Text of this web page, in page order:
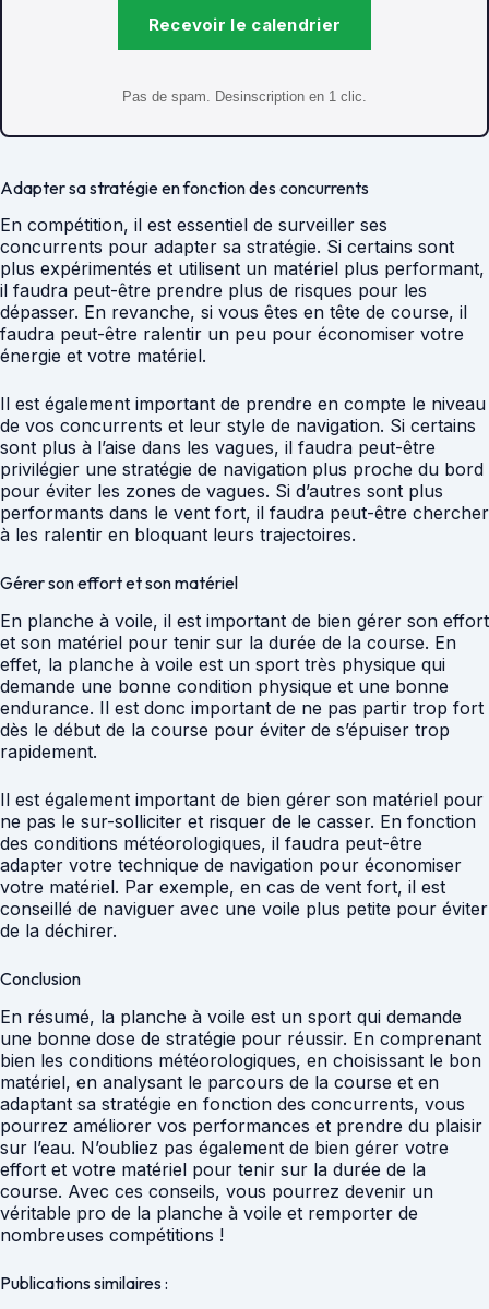
Recevoir le calendrier
Pas de spam. Desinscription en 1 clic.
Adapter sa stratégie en fonction des concurrents
En compétition, il est essentiel de surveiller ses
concurrents pour adapter sa stratégie. Si certains sont
plus expérimentés et utilisent un matériel plus performant,
il faudra peut-être prendre plus de risques pour les
dépasser. En revanche, si vous êtes en tête de course, il
faudra peut-être ralentir un peu pour économiser votre
énergie et votre matériel.
Il est également important de prendre en compte le niveau
de vos concurrents et leur style de navigation. Si certains
sont plus à l’aise dans les vagues, il faudra peut-être
privilégier une stratégie de navigation plus proche du bord
pour éviter les zones de vagues. Si d’autres sont plus
performants dans le vent fort, il faudra peut-être chercher
à les ralentir en bloquant leurs trajectoires.
Gérer son effort et son matériel
En planche à voile, il est important de bien gérer son effort
et son matériel pour tenir sur la durée de la course. En
effet, la planche à voile est un sport très physique qui
demande une bonne condition physique et une bonne
endurance. Il est donc important de ne pas partir trop fort
dès le début de la course pour éviter de s’épuiser trop
rapidement.
Il est également important de bien gérer son matériel pour
ne pas le sur-solliciter et risquer de le casser. En fonction
des conditions météorologiques, il faudra peut-être
adapter votre technique de navigation pour économiser
votre matériel. Par exemple, en cas de vent fort, il est
conseillé de naviguer avec une voile plus petite pour éviter
de la déchirer.
Conclusion
En résumé, la planche à voile est un sport qui demande
une bonne dose de stratégie pour réussir. En comprenant
bien les conditions météorologiques, en choisissant le bon
matériel, en analysant le parcours de la course et en
adaptant sa stratégie en fonction des concurrents, vous
pourrez améliorer vos performances et prendre du plaisir
sur l’eau. N’oubliez pas également de bien gérer votre
effort et votre matériel pour tenir sur la durée de la
course. Avec ces conseils, vous pourrez devenir un
véritable pro de la planche à voile et remporter de
nombreuses compétitions !
Publications similaires :